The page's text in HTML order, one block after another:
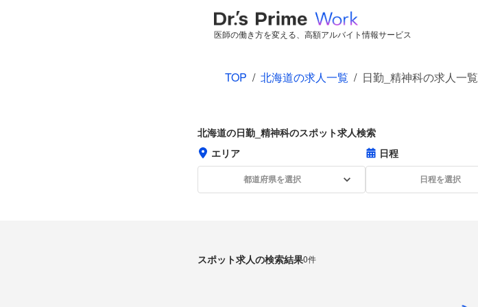
医師の働き方を変える、高額アルバイト情報サービス
TOP / 北海道の求人一覧 / 日勤_精神科の求人一覧
北海道の日勤_精神科のスポット求人検索
エリア
都道府県を選択
日程
日程を選択
スポット求人の検索結果0件